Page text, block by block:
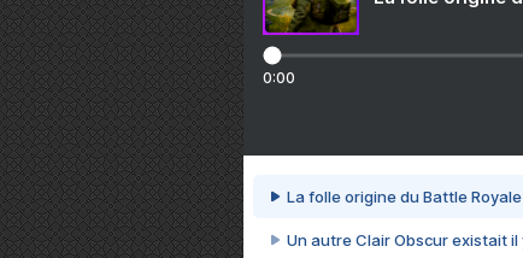
0:00
La folle origine du Battle
Un autre Clair Obscur existait